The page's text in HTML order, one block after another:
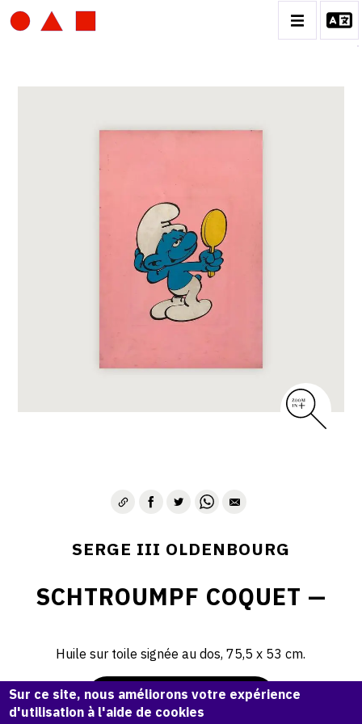
BIOGRAPHIE
CATALOGUE DES OEUVRES
CONTACT
SERGE III OLDENBOURG
SCHTROUMPF COQUET —
Huile sur toile signée au dos, 75,5 x 53 cm.
Demande d'information
Sur ce site, nous améliorons votre expérience
d'utilisation à l'aide de cookies